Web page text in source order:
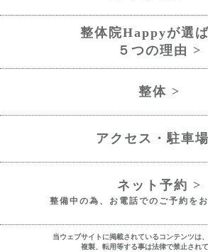
整体院Happyが選
５つの理由 >
整体 >
アクセス・駐車
ネット予約 >
整備中の為、お電話でのご予約を
当ウェブサイトに掲載されているコンテンツは
複製、転用等する事は法律で禁止されて